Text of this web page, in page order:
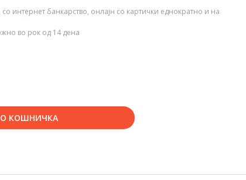
со интернет банкарство, онлајн со картички еднократно и на
во рок од 14 дена
КОШНИЧКА